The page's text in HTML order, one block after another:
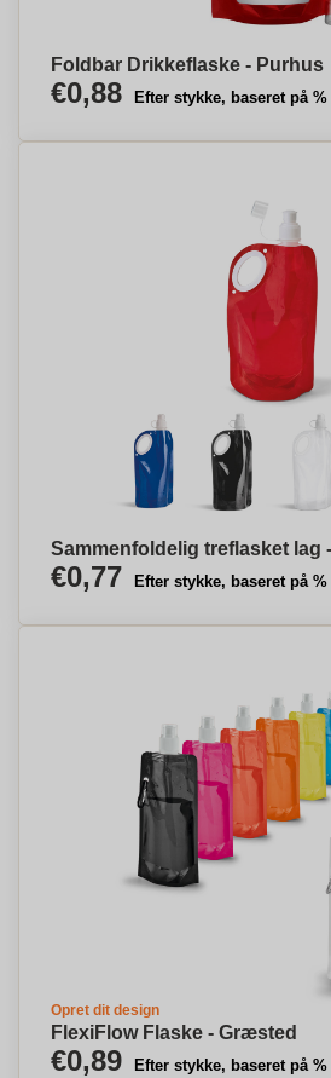
Foldbar Drikkeflaske - Purhus
€0,88 Efter stykke, baseret på
Sammenfoldelig treflasket lag
€0,77 Efter stykke, baseret på
Opret dit design
FlexiFlow Flaske - Græsted
€0,89 Efter stykke, baseret på